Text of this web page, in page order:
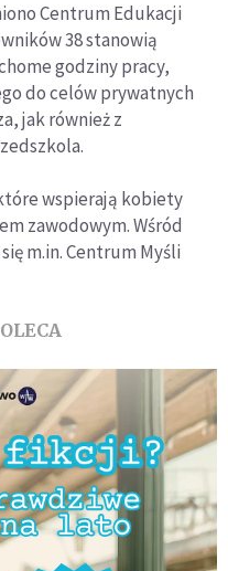
Centrum Edukacji
38 stanowią
godziny pracy,
do celów prywatnych
jak również z
wspierają kobiety
zawodowym. Wśród
m.in. Centrum Myśli